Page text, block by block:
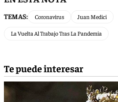
TEMAS: Coronavirus Juan Medici
La Vuelta Al Trabajo Tras La Pandemia